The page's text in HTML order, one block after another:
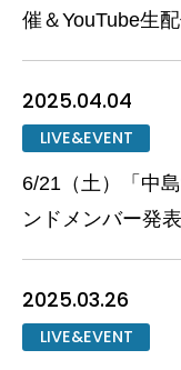
催＆YouTube生
2025.04.04
LIVE&EVENT
6/21（土）「中
ンドメンバー発表
2025.03.26
LIVE&EVENT